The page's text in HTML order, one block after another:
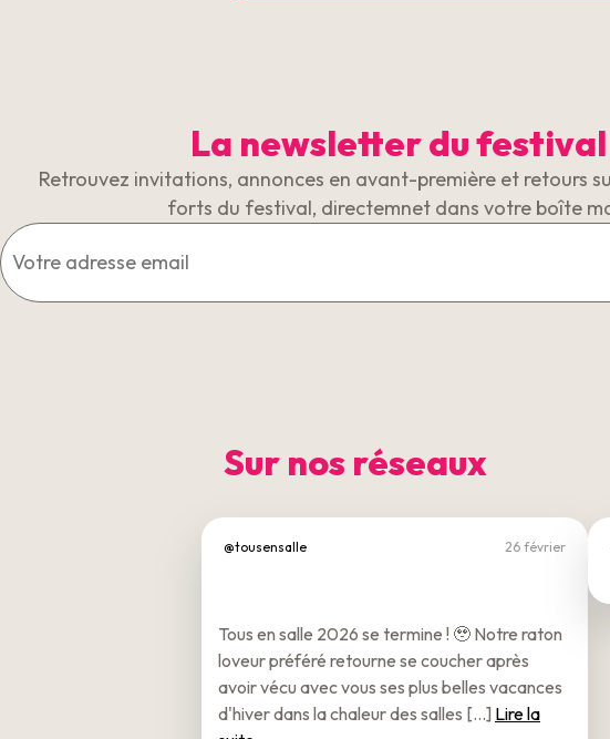
La newsletter du festival
Retrouvez invitations, annonces en avant-première et retours
forts du festival, directemnet dans votre boîte
Sur nos réseaux
@tousensalle 26 février
Tous en salle 2026 se termine ! 🥹 Notre raton
loveur préféré retourne se coucher après
avoir vécu avec vous ses plus belles vacances
d'hiver dans la chaleur des salles [...] Lire la